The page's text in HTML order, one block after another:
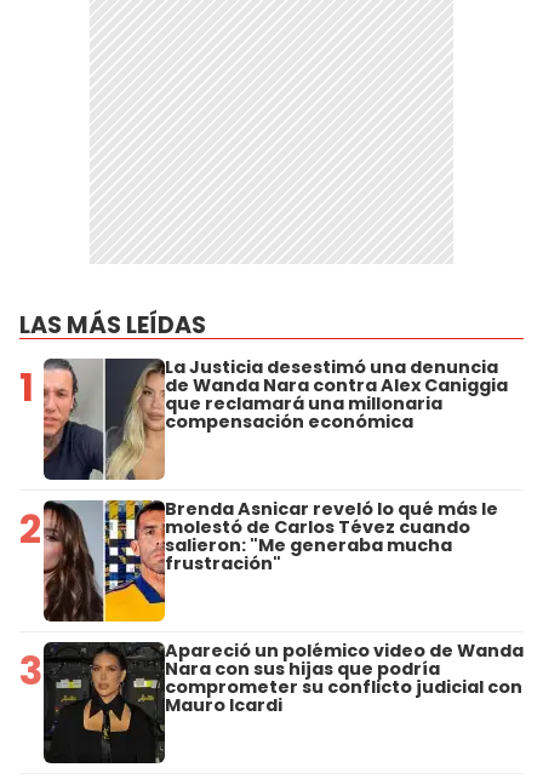
LAS MÁS LEÍDAS
1 La Justicia desestimó una denuncia
de Wanda Nara contra Alex Caniggia
que reclamará una millonaria
compensación económica
2 Brenda Asnicar reveló lo qué más le
molestó de Carlos Tévez cuando
salieron: "Me generaba mucha
frustración"
3 Apareció un polémico video de Wanda
Nara con sus hijas que podría
comprometer su conflicto judicial con
Mauro Icardi